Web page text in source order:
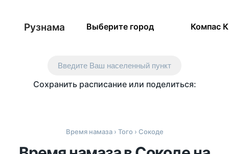
Рузнама Выберите город Компас
Введите Ваш населенный пункт
Сохранить расписание или поделиться:
Время намаза› Того › Сокоде